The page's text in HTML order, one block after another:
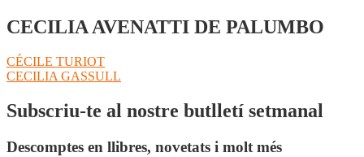
CECILIA AVENATTI DE PALUMBO
Navegació
d'entrades
Entrada
anterior:
CÉCILE TURIOT
Pròxima
CECILIA GASSULL
Subscriu-te al nostre butlletí setmanal
Descomptes en llibres, novetats i molt més